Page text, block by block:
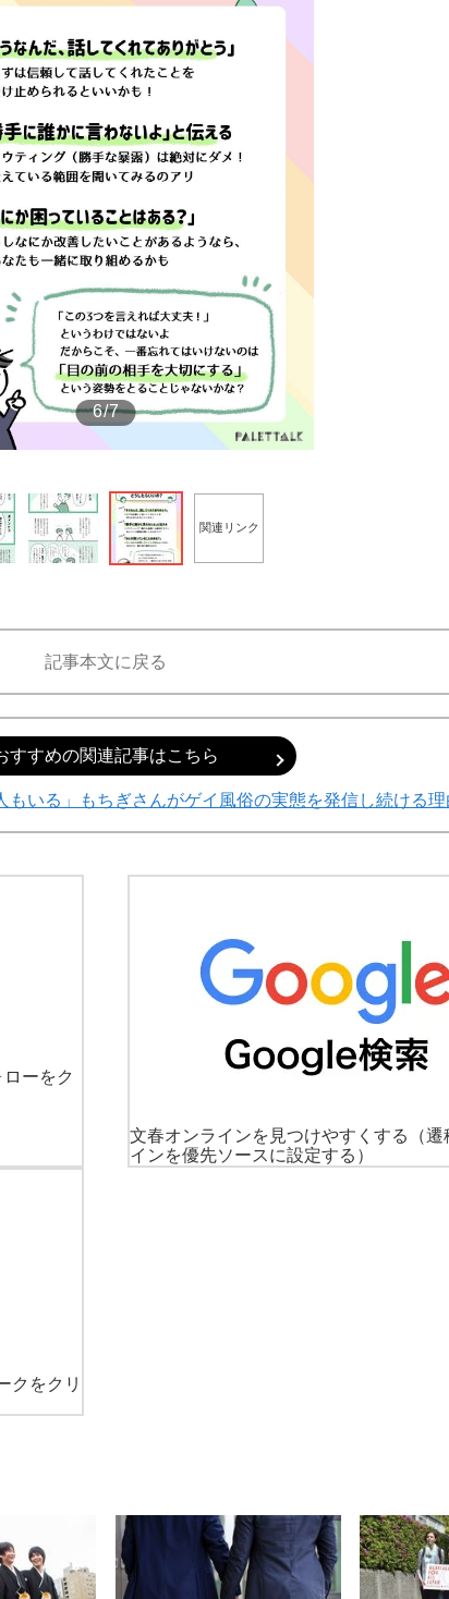
カー日本代表・森保一監督...
もっと見る
もっと見る
6/7
関連リンク
記事本文に戻る
すすめの関連記事はこちら
もいる」もちぎさんがゲイ風俗の実態を発信し続ける理
ーをク
文春オンラインを見つけやすくする
（
インを優先ソースに設定する）
クをクリ